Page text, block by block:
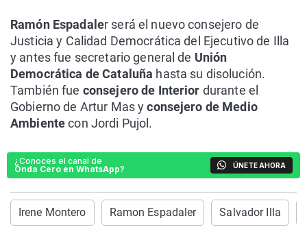
Ramón Espadaler será el nuevo consejero de
Justicia y Calidad Democrática del Ejecutivo de Illa
y antes fue secretario general de Unión
Democrática de Cataluña hasta su disolución.
También fue consejero de Interior durante el
Gobierno de Artur Mas yconsejero de Medio
Ambientecon Jordi Pujol.
¿Conoces el canal de
Onda Cero en WhatsApp?
ÚNETE AHORA
Irene Montero Ramon Espadaler Salvador Illa